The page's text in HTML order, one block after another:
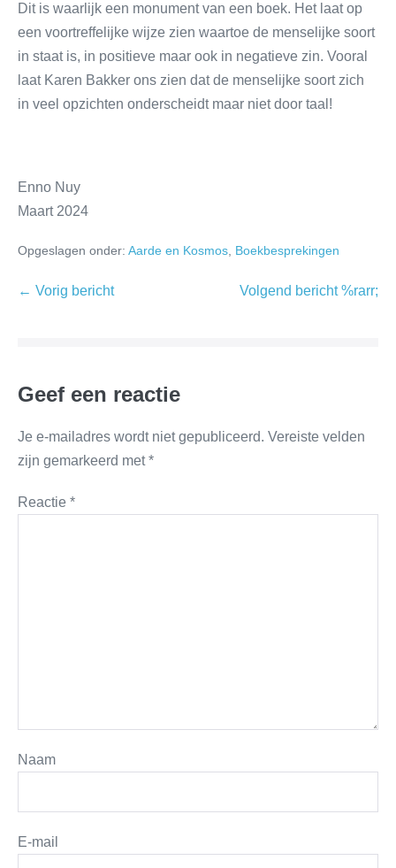
Dit is waarlijk een monument van een boek. Het laat op
een voortreffelijke wijze zien waartoe de menselijke soort
in staat is, in positieve maar ook in negatieve zin. Vooral
laat Karen Bakker ons zien dat de menselijke soort zich
in veel opzichten onderscheidt maar niet door taal!
Enno Nuy
Maart 2024
Opgeslagen onder: Aarde en Kosmos Boekbesprekingen
← Vorig bericht Volgend bericht %rarr;
Geef een reactie
Je e-mailadres wordt niet gepubliceerd. Vereiste velden
zijn gemarkeerd met*
Reactie *
Naam
E-mail